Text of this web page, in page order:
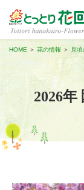
HOME ＞花の情報 ＞ 見
2026年